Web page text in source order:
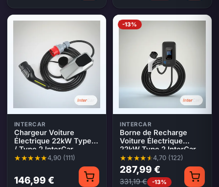
INTERCAR
Chargeur Voiture
Électrique 22kW Type 1
/ Type 2 InterCar
4,90 (111)
Note moyenne 4,90 sur 5, 111 évaluations
146,99 €
-13%
INTERCAR
Borne de Recharge
Voiture Électrique
22kW Type 2 InterCar
4,70 (122)
Note moyenne 4,70 sur 5, 122
287,99 €
331,19 € -13%